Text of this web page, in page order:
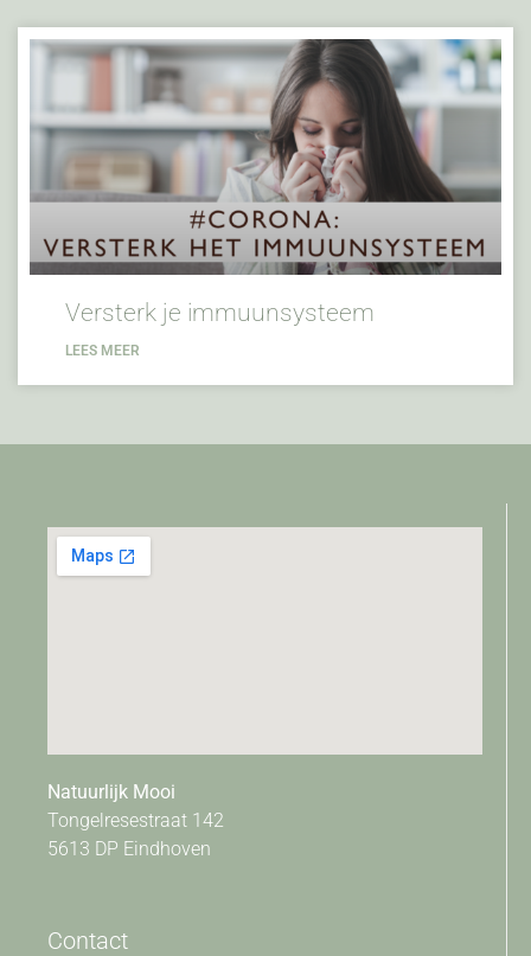
Versterk je immuunsysteem
LEES MEER
Natuurlijk Mooi
Tongelresestraat 142
5613 DP Eindhoven
Contact